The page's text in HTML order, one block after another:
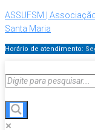
ASSUFSM |
Santa Maria
Horário de atendimento: